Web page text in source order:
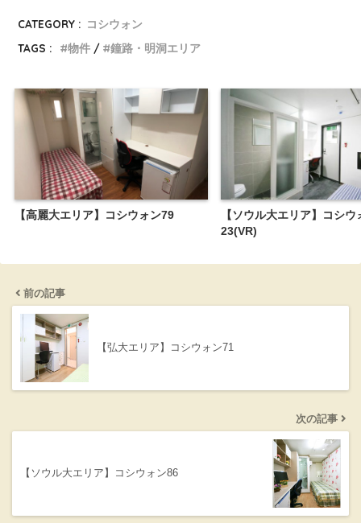
CATEGORY : コシウォン
TAGS :
物件 鐘路・明洞エリア
【高麗大エリア】コシウォン79
【ソウル大エリア】コシウ
23(VR)
前の記事
【弘大エリア】コシウォン71
次の記事
【ソウル大エリア】コシウォン86